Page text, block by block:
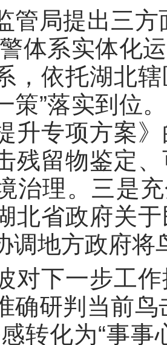
局提出三方
体系实体化
，依托湖北辖
策”落实到位
升专项方案
残留物鉴定
治理。三是
北省政府关
调地方政府将
下一步工作
确研判当前
转化为“事